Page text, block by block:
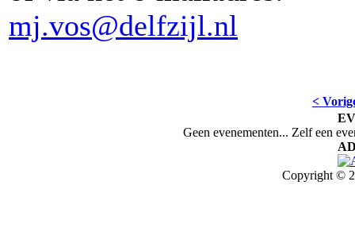
mj.vos@delfzijl.nl
<
Geen evenementen... Zelf een
Copyright ©